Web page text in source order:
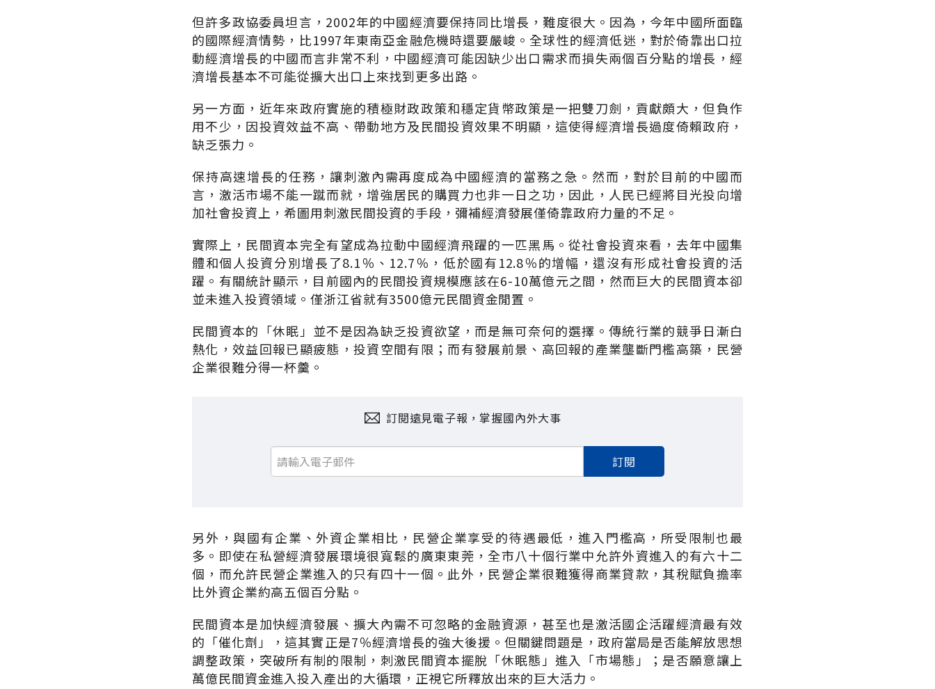
但許多政協委員坦言，2002年的中國經濟要保持同比增長，難度很大。因為，今年中國所面臨
的國際經濟情勢，比1997年東南亞金融危機時還要嚴峻。全球性的經濟低迷，對於倚靠出口拉
動經濟增長的中國而言非常不利，中國經濟可能因缺少出口需求而損失兩個百分點的增長，經
濟增長基本不可能從擴大出口上來找到更多出路。
另一方面，近年來政府實施的積極財政政策和穩定貨幣政策是一把雙刀劍，貢獻頗大，但負作
用不少，因投資效益不高、帶動地方及民間投資效果不明顯，這使得經濟增長過度倚賴政府，
缺乏張力。
保持高速增長的任務，讓刺激內需再度成為中國經濟的當務之急。然而，對於目前的中國而
言，激活市場不能一蹴而就，增強居民的購買力也非一日之功，因此，人民已經將目光投向增
加社會投資上，希圖用刺激民間投資的手段，彌補經濟發展僅倚靠政府力量的不足。
實際上，民間資本完全有望成為拉動中國經濟飛躍的一匹黑馬。從社會投資來看，去年中國集
體和個人投資分別增長了8.1％、12.7％，低於國有12.8％的增幅，還沒有形成社會投資的活
躍。有關統計顯示，目前國內的民間投資規模應該在6-10萬億元之間，然而巨大的民間資本卻
並未進入投資領域。僅浙江省就有3500億元民間資金閒置。
民間資本的「休眠」並不是因為缺乏投資欲望，而是無可奈何的選擇。傳統行業的競爭日漸白
熱化，效益回報已顯疲態，投資空間有限；而有發展前景、高回報的產業壟斷門檻高築，民營
企業很難分得一杯羹。
訂閱遠見電子報，掌握國內外大事
訂閱
另外，與國有企業、外資企業相比，民營企業享受的待遇最低，進入門檻高，所受限制也最
多。即使在私營經濟發展環境很寬鬆的廣東東莞，全市八十個行業中允許外資進入的有六十二
個，而允許民營企業進入的只有四十一個。此外，民營企業很難獲得商業貸款，其稅賦負擔率
比外資企業約高五個百分點。
民間資本是加快經濟發展、擴大內需不可忽略的金融資源，甚至也是激活國企活躍經濟最有效
的「催化劑」，這其實正是7％經濟增長的強大後援。但關鍵問題是，政府當局是否能解放思想
調整政策，突破所有制的限制，刺激民間資本擺脫「休眠態」進入「市場態」；是否願意讓上
萬億民間資金進入投入產出的大循環，正視它所釋放出來的巨大活力。